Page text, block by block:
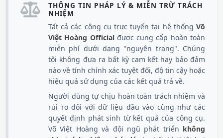
THÔNG TIN PHÁP LÝ & MIỄN TRỪ TRÁCH
NHIỆM
Tất cả các công cụ trực tuyến tại hệ thống Võ
Việt Hoàng Officialđược cung cấp hoàn toàn
miễn phí dưới dạng "nguyên trạng". Chúng
tôi không đưa ra bất kỳ cam kết hay bảo đảm
nào về tính chính xác tuyệt đối, độ tin cậy hoặc
hiệu quả sử dụng của các kết quả trả về.
Người dùng tự chịu hoàn toàn trách nhiệm và
rủi ro đối với dữ liệu đầu vào cũng như các
quyết định phát sinh từ kết quả của công cụ.
Võ Việt Hoàng và đội ngũ phát triển không